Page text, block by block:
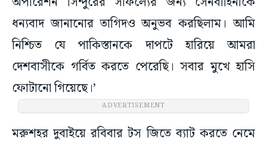
ধন্যবাদ জানানোর তাগিদও অনুভব করছিলাম। আমি
নিশ্চিত যে পাকিস্তানকে দাপটে হারিয়ে আমরা
দেশবাসীকে গর্বিত করতে পেরেছি। সবার মুখে হাসি
ফোটানো গিয়েছে।’
ADVERTISEMENT
মরুশহর দুবাইয়ে রবিবার টস জিতে ব্যাট করতে নেমে